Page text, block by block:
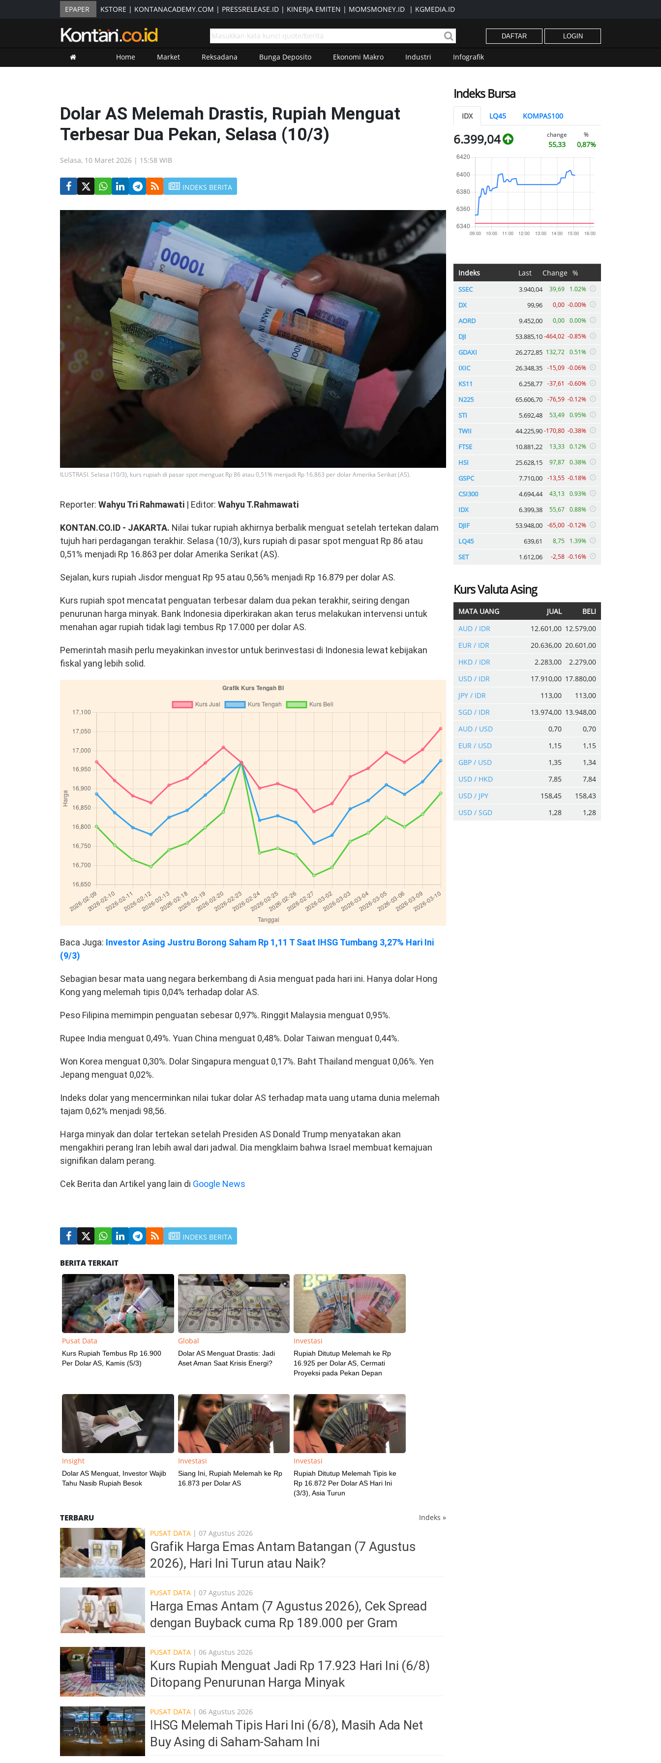
EPAPER KSTORE | KONTANACADEMY.COM | PRESSRELEASE.ID | KINERJA EMITEN | MOMSMONEY.ID | KGMEDIA.ID
DAFTAR LOGIN
Home Market Reksadana Bunga Deposito Ekonomi Makro Industri Infografik
Dolar AS Melemah Drastis, Rupiah Menguat
Terbesar Dua Pekan, Selasa (10/3)
Selasa, 10 Maret 2026 | 15:58 WIB
INDEKS BERITA
ILUSTRASI. Selasa (10/3), kurs rupiah di pasar spot menguat Rp 86 atau 0,51% menjadi Rp 16.863 per dolar Amerika Serikat (AS).
Reporter: Wahyu Tri Rahmawati | Editor: Wahyu T.Rahmawati
KONTAN.CO.ID - JAKARTA. Nilai tukar rupiah akhirnya berbalik menguat setelah tertekan dalam
tujuh hari perdagangan terakhir. Selasa (10/3), kurs rupiah di pasar spot menguat Rp 86 atau
0,51% menjadi Rp 16.863 per dolar Amerika Serikat (AS).
Sejalan, kurs rupiah Jisdor menguat Rp 95 atau 0,56% menjadi Rp 16.879 per dolar AS.
Kurs rupiah spot mencatat penguatan terbesar dalam dua pekan terakhir, seiring dengan
penurunan harga minyak. Bank Indonesia diperkirakan akan terus melakukan intervensi untuk
menahan agar rupiah tidak lagi tembus Rp 17.000 per dolar AS.
Pemerintah masih perlu meyakinkan investor untuk berinvestasi di Indonesia lewat kebijakan
fiskal yang lebih solid.
Baca Juga: Investor Asing Justru Borong Saham Rp 1,11 T Saat IHSG Tumbang 3,27% Hari Ini
(9/3)
Sebagian besar mata uang negara berkembang di Asia menguat pada hari ini. Hanya dolar Hong
Kong yang melemah tipis 0,04% terhadap dolar AS.
Peso Filipina memimpin penguatan sebesar 0,97%. Ringgit Malaysia menguat 0,95%.
Rupee India menguat 0,49%. Yuan China menguat 0,48%. Dolar Taiwan menguat 0,44%.
Won Korea menguat 0,30%. Dolar Singapura menguat 0,17%. Baht Thailand menguat 0,06%. Yen
Jepang menguat 0,02%.
Indeks dolar yang mencerminkan nilai tukar dolar AS terhadap mata uang utama dunia melemah
tajam 0,62% menjadi 98,56.
Harga minyak dan dolar tertekan setelah Presiden AS Donald Trump menyatakan akan
mengakhiri perang Iran lebih awal dari jadwal. Dia mengklaim bahwa Israel membuat kemajuan
signifikan dalam perang.
Cek Berita dan Artikel yang lain di Google News
INDEKS BERITA
BERITA TERKAIT
Pusat Data
Kurs Rupiah Tembus Rp 16.900
Per Dolar AS, Kamis (5/3)
Global
Dolar AS Menguat Drastis: Jadi
Aset Aman Saat Krisis Energi?
Investasi
Rupiah Ditutup Melemah ke Rp
16.925 per Dolar AS, Cermati
Proyeksi pada Pekan Depan
Insight
Dolar AS Menguat, Investor Wajib
Tahu Nasib Rupiah Besok
Investasi
Siang Ini, Rupiah Melemah ke Rp
16.873 per Dolar AS
Investasi
Rupiah Ditutup Melemah Tipis ke
Rp 16.872 Per Dolar AS Hari Ini
(3/3), Asia Turun
TERBARU Indeks »
PUSAT DATA | 07 Agustus 2026
Grafik Harga Emas Antam Batangan (7 Agustus
2026), Hari Ini Turun atau Naik?
PUSAT DATA | 07 Agustus 2026
Harga Emas Antam (7 Agustus 2026), Cek Spread
dengan Buyback cuma Rp 189.000 per Gram
PUSAT DATA | 06 Agustus 2026
Kurs Rupiah Menguat Jadi Rp 17.923 Hari Ini (6/8)
Ditopang Penurunan Harga Minyak
PUSAT DATA | 06 Agustus 2026
IHSG Melemah Tipis Hari Ini (6/8), Masih Ada Net
Buy Asing di Saham-Saham Ini
Indeks Bursa
IDX LQ45 KOMPAS100
6.399,04 change
55,33
%
0,87%
Indeks Last Change %
SSEC 3.940,04 39,69 1.02%
DX 99,96 0,00 -0.00%
AORD 9.452,00 0,00 0.00%
DJI 53.885,10-464,02 -0.85%
GDAXI 26.272,85 132,72 0.51%
IXIC 26.348,35 -15,09 -0.06%
KS11 6.258,77 -37,61 -0.60%
N225 65.606,70 -76,59 -0.12%
STI 5.692,48 53,49 0.95%
TWII 44.225,90-170,80 -0.38%
FTSE 10.881,22 13,33 0.12%
HSI 25.628,15 97,87 0.38%
GSPC 7.710,00 -13,55 -0.18%
CSI300 4.694,44 43,13 0.93%
IDX 6.399,38 55,67 0.88%
DJIF 53.948,00 -65,00 -0.12%
LQ45 639,61 8,75 1.39%
SET 1.612,06 -2,58 -0.16%
Kurs Valuta Asing
MATA UANG JUAL
BELI
AUD / IDR
12.601,00 12.579,00
EUR / IDR
20.636,00 20.601,00
HKD / IDR
2.283,00
2.279,00
USD / IDR
17.910,00 17.880,00
JPY / IDR
113,00
113,00
SGD / IDR
13.974,00 13.948,00
AUD / USD
0,70
0,70
EUR / USD
1,15
1,15
GBP / USD
1,35
1,34
USD / HKD
7,85
7,84
USD / JPY
158,45
158,43
USD / SGD
1,28 1,28